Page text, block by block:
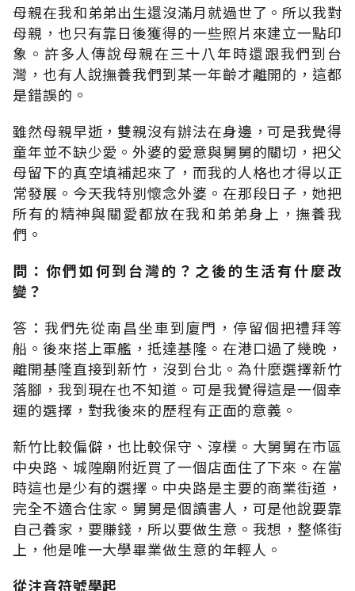
母親在我和弟弟出生還沒滿月就過世了。所以我對
母親，也只有靠日後獲得的一些照片來建立一點印
象。許多人傳說母親在三十八年時還跟我們到台
灣，也有人說撫養我們到某一年齡才離開的，這都
是錯誤的。
雖然母親早逝，雙親沒有辦法在身邊，可是我覺得
童年並不缺少愛。外婆的愛意與舅舅的關切，把父
母留下的真空填補起來了，而我的人格也才得以正
常發展。今天我特別懷念外婆。在那段日子，她把
所有的精神與關愛都放在我和弟弟身上，撫養我
們。
問：你們如何到台灣的？之後的生活有什麼改
變？
答：我們先從南昌坐車到廈門，停留個把禮拜等
船。後來搭上軍艦，抵達基隆。在港口過了幾晚，
離開基隆直接到新竹，沒到台北。為什麼選擇新竹
落腳，我到現在也不知道。可是我覺得這是一個幸
運的選擇，對我後來的歷程有正面的意義。
新竹比較偏僻，也比較保守、淳樸。大舅舅在市區
中央路、城隍廟附近買了一個店面住了下來。在當
時這也是少有的選擇。中央路是主要的商業街道，
完全不適合住家。舅舅是個讀書人，可是他說要靠
自己養家，要賺錢，所以要做生意。我想，整條街
上，他是唯一大學畢業做生意的年輕人。
從注音符號學起